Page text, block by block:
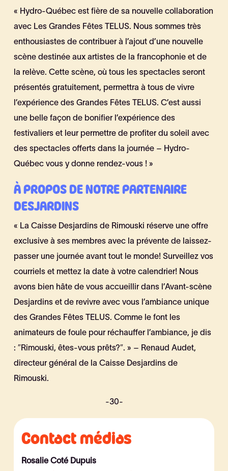
« Hydro-Québec est fière de sa nouvelle collaboration
avec Les Grandes Fêtes TELUS. Nous sommes très
enthousiastes de contribuer à l’ajout d’une nouvelle
scène destinée aux artistes de la francophonie et de
la relève. Cette scène, où tous les spectacles seront
présentés gratuitement, permettra à tous de vivre
l’expérience des Grandes Fêtes TELUS. C’est aussi
une belle façon de bonifier l’expérience des
festivaliers et leur permettre de profiter du soleil avec
des spectacles offerts dans la journée – Hydro-
Québec vous y donne rendez-vous ! »
À PROPOS DE NOTRE PARTENAIRE
DESJARDINS
« La Caisse Desjardins de Rimouski réserve une offre
exclusive à ses membres avec la prévente de laissez-
passer une journée avant tout le monde! Surveillez vos
courriels et mettez la date à votre calendrier! Nous
avons bien hâte de vous accueillir dans l’Avant-scène
Desjardins et de revivre avec vous l’ambiance unique
des Grandes Fêtes TELUS. Comme le font les
animateurs de foule pour réchauffer l’ambiance, je dis
: ″Rimouski, êtes-vous prêts?″. » – Renaud Audet,
directeur général de la Caisse Desjardins de
Rimouski.
-30-
Contact médias
Rosalie Coté Dupuis